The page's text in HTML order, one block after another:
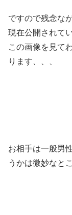
ですので残念な
現在公開されて
この画像を見て
ります、、、
お相手は一般男
うかは微妙なと